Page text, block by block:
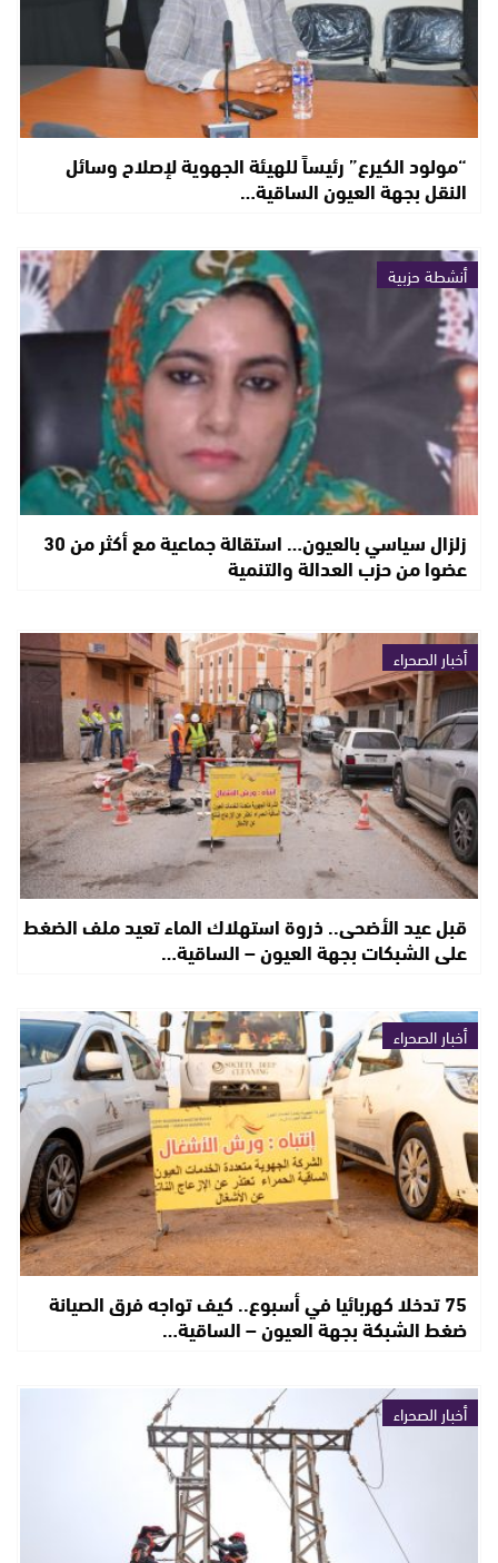
“مولود الكيرع” رئيساً للهيئة الجهوية لإصلاح وسائل
النقل بجهة العيون الساقية…
أنشطة حزبية
زلزال سياسي بالعيون… استقالة جماعية مع أكثر من 30
عضوا من حزب العدالة والتنمية
أخبار الصحراء
قبل عيد الأضحى.. ذروة استهلاك الماء تعيد ملف الضغط
على الشبكات بجهة العيون – الساقية…
أخبار الصحراء
75 تدخلا كهربائيا في أسبوع.. كيف تواجه فرق الصيانة
ضغط الشبكة بجهة العيون – الساقية…
أخبار الصحراء